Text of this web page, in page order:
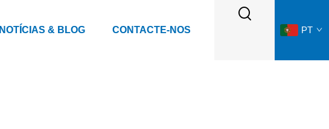
NOTÍCIAS & BLOG CONTACTE-NOS PT